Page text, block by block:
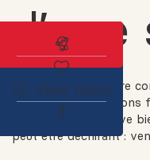
Une séparation entre
important de décisions
hypothécaire soulève
peut être déchirant :
View more